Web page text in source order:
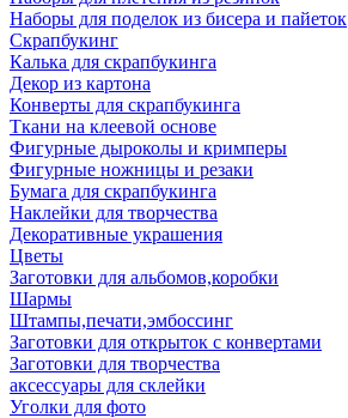
Наборы для поделок из бисера и пайеток
Скрапбукинг
Калька для скрапбукинга
Декор из картона
Конверты для скрапбукинга
Ткани на клеевой основе
Фигурные дыроколы и кримперы
Фигурные ножницы и резаки
Бумага для скрапбукинга
Наклейки для творчества
Декоративные украшения
Цветы
Заготовки для альбомов,коробки
Шармы
Штампы,печати,эмбоссинг
Заготовки для открыток с конвертами
Заготовки для творчества
аксессуары для склейки
Уголки для фото